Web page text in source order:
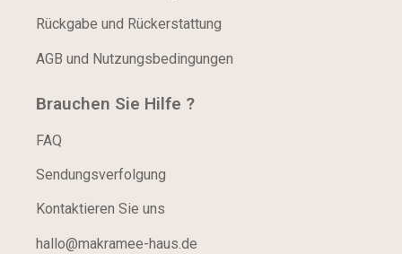
Rückgabe und Rückerstattung
AGB und Nutzungsbedingungen
Brauchen Sie Hilfe ?
FAQ
Sendungsverfolgung
Kontaktieren Sie uns
hallo@makramee-haus.de